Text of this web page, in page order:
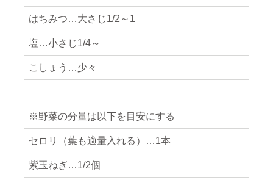
はちみつ…大さじ1/2～1
塩…小さじ1/4～
こしょう…少々
※野菜の分量は以下を目安にする
セロリ（葉も適量入れる）…1本
紫玉ねぎ…1/2個